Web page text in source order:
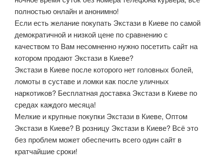
полностью онлайн и анонимно!
Если есть желание покупать Экстази в Киеве по самой
демократичной и низкой цене по сравнению с
качеством то Вам несомненно нужно посетить сайт на
котором продают Экстази в Киеве?
Экстази в Киеве после которого нет головных болей,
ломоты в суставе и ломки как после уличных
наркотиков? Бесплатная доставка Экстази в Киеве по
средах каждого месяца!
Мелкие и крупные покупки Экстази в Киеве, Оптом
Экстази в Киеве? В розницу Экстази в Киеве? Всё это
без проблем может обеспечить всего один сайт в
кратчайшие сроки!